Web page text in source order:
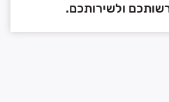
ולשירותכם.